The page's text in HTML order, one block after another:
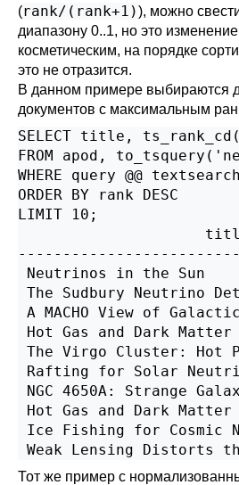
(rank/(rank+1)), можно
диапазону 0..1, но это
косметическим, на порядке
это не отразится.
В данном примере выбираются
документов с максимальным
SELECT title,
FROM apod,
WHERE query @@ textsearch
ORDER BY rank DESC
LIMIT 10;
Neutrinos in the
The Sudbury
A MACHO View of
Hot Gas and Dark
The Virgo Cluster: Hot
Rafting for Solar
NGC 4650A: Strange
Hot Gas and Dark
Ice Fishing for
Тот же пример с